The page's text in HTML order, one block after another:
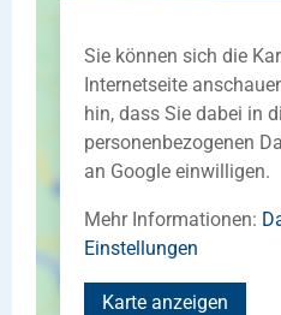
Sie können sich die
Internetseite
hin, dass Sie dabei in
personenbezogenen
an Google einwilligen.
Mehr Informationen:
Einstellungen
Karte anzeigen